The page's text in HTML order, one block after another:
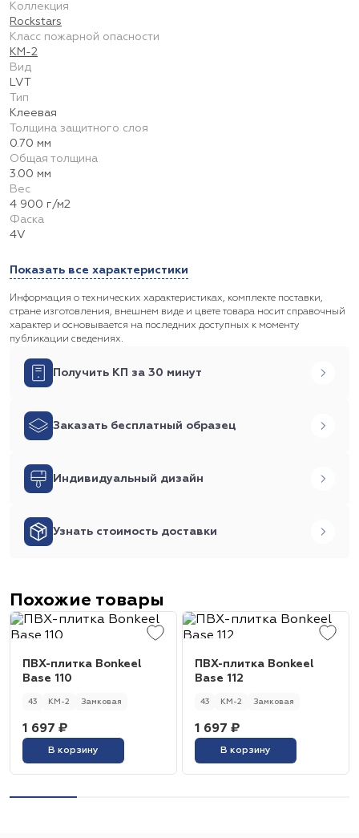
Коллекция
Rockstars
Класс пожарной опасности
КМ-2
Вид
LVT
Тип
Клеевая
Толщина защитного слоя
0.70 мм
Общая толщина
3.00 мм
Вес
4 900 г/м2
Фаска
4V
Показать все характеристики
Информация о технических характеристиках, комплекте поставки,
стране изготовления, внешнем виде и цвете товара носит справочный
характер и основывается на последних доступных к моменту
публикации сведениях.
Получить КП за 30 минут
Заказать бесплатный образец
Индивидуальный дизайн
Узнать стоимость доставки
Похожие товары
ПВХ-плитка Bonkeel
Base 110
43 КМ-2 Замковая
1 697 ₽
В корзину
ПВХ-плитка Bonkeel
Base 112
43 КМ-2 Замковая
1 697 ₽
В корзину